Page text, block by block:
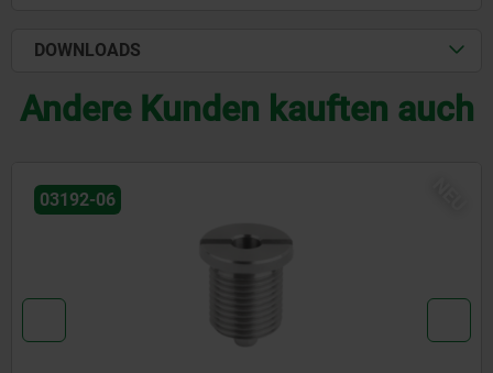
DOWNLOADS
Andere Kunden kauften auch
03192-06